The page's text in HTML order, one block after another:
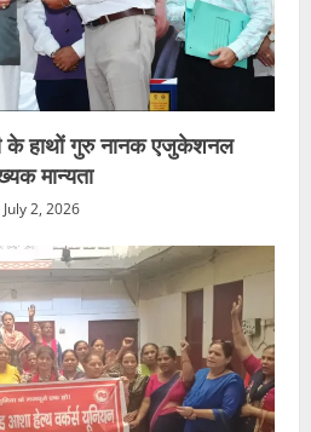
के हाथों गुरु नानक एजुकेशनल
मान्यता
July 2, 2026